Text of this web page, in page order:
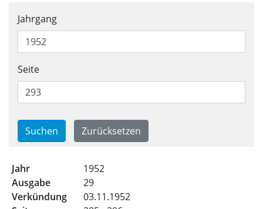
Suchformular für alle
Jahrgang
Seite
Trefferliste für alle
1952
29
03.11.1952